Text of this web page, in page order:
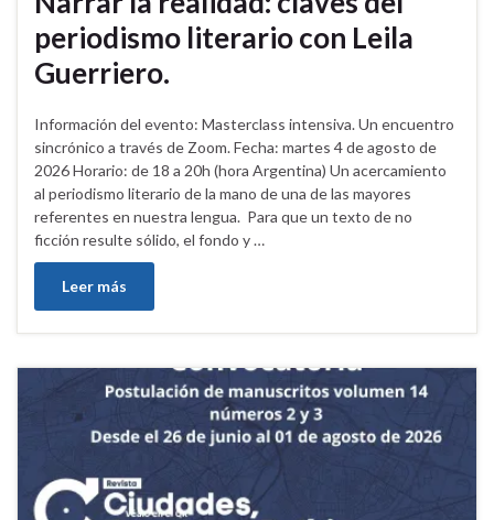
periodismo literario con Leila
Guerriero.
Información del evento: Masterclass intensiva. Un encuentro
sincrónico a través de Zoom. Fecha: martes 4 de agosto de
2026 Horario: de 18 a 20h (hora Argentina) Un acercamiento
al periodismo literario de la mano de una de las mayores
referentes en nuestra lengua. Para que un texto de no
ficción resulte sólido, el fondo y …
Leer más